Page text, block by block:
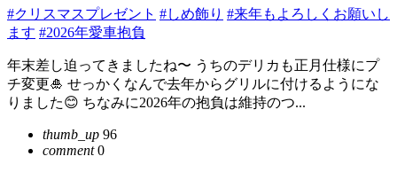
#クリスマスプレゼント #しめ飾り #来年もよろしくお願いし
ます #2026年愛車抱負
年末差し迫ってきましたね〜 うちのデリカも正月仕様にプ
チ変更🎍 せっかくなんで去年からグリルに付けるようにな
りました😊 ちなみに2026年の抱負は維持のつ...
thumb_up 96
comment0